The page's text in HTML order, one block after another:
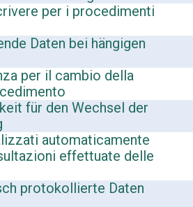
per i procedimenti
Daten bei hängigen
per il cambio della
für den Wechsel der
automaticamente
effettuate delle
protokollierte Daten